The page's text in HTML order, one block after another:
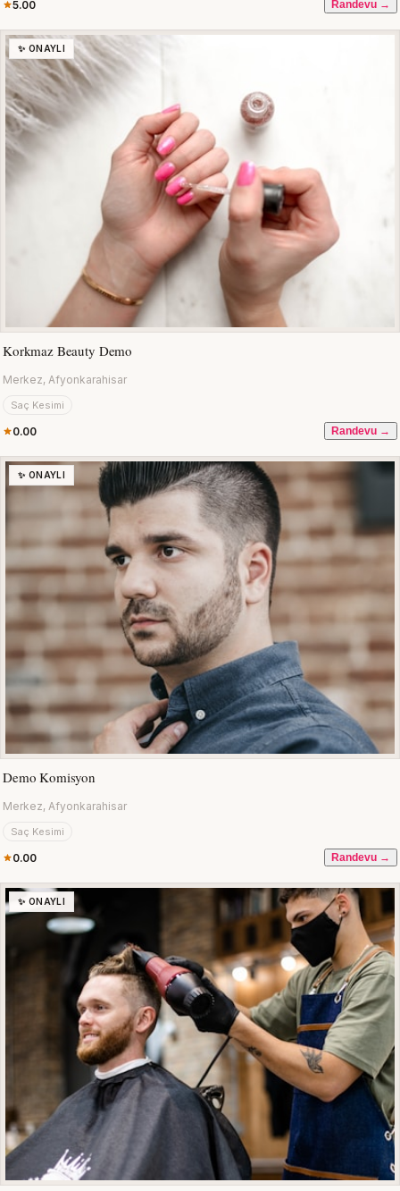
5.00 Randevu →
✨ ONAYLI
Korkmaz Beauty Demo
Merkez, Afyonkarahisar
Saç Kesimi
0.00 Randevu →
✨ ONAYLI
Demo Komisyon
Merkez, Afyonkarahisar
Saç Kesimi
0.00 Randevu →
✨ ONAYLI